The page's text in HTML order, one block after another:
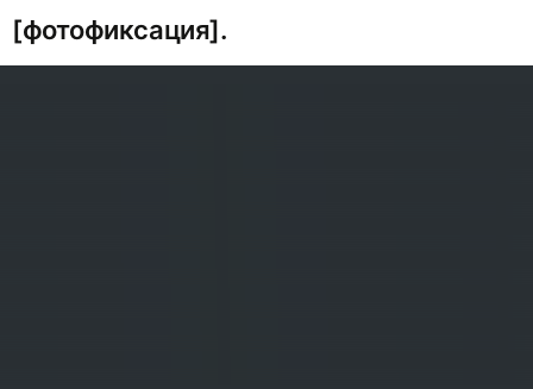
[фотофиксация].